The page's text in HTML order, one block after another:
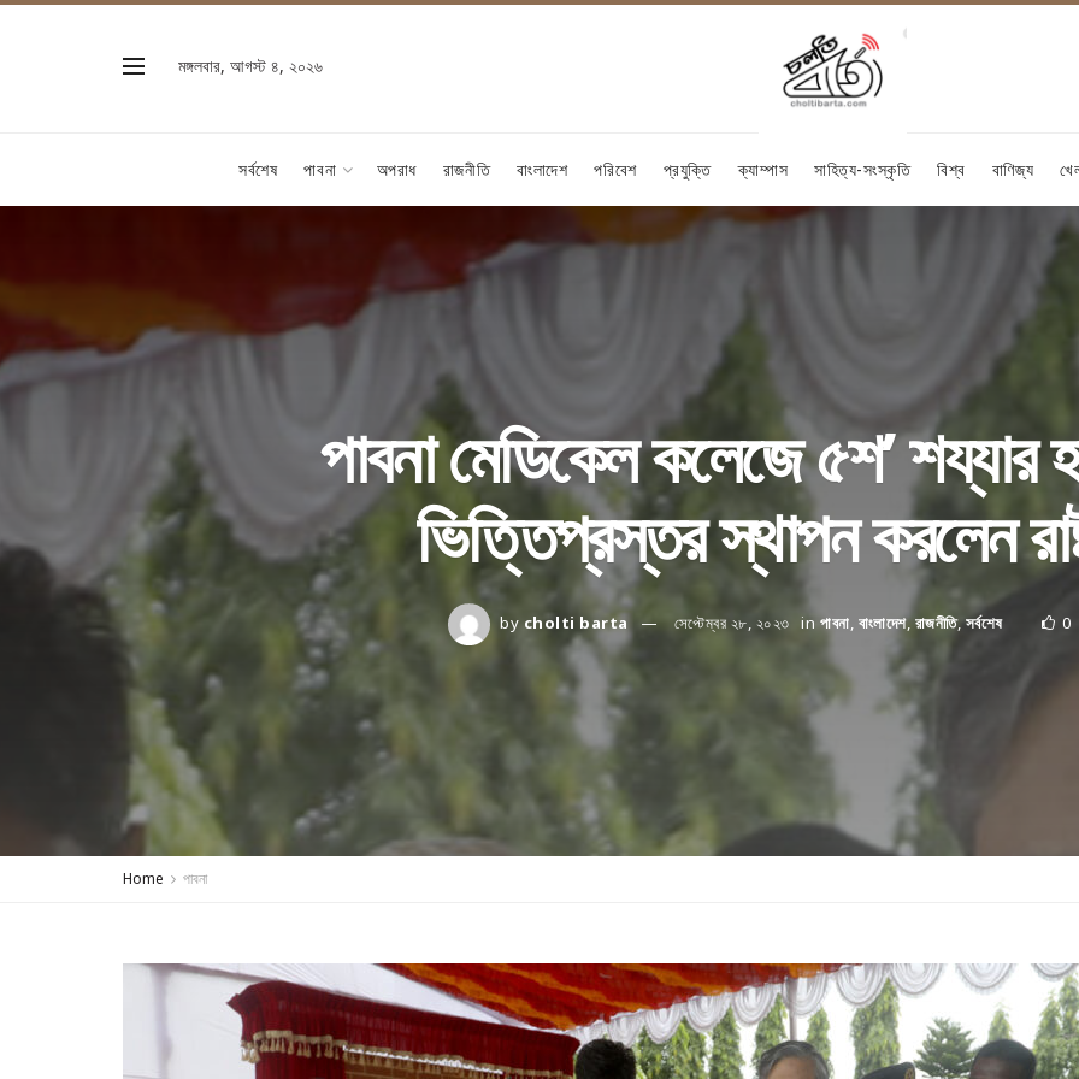
মঙ্গলবার, আগস্ট ৪, ২০২৬
সর্বশেষ পাবনা অপরাধ রাজনীতি বাংলাদেশ পরিবেশ প্রযুক্তি ক্যাম্পাস সাহিত্য-সংস্কৃতি বিশ্ব বাণিজ্য
পাবনা মেডিকেল কলেজে ৫শ’ শয্যার
ভিত্তিপ্রস্তর স্থাপন করলেন
by cholti barta সেপ্টেম্বর ২৮, ২০২৩ in পাবনা, বাংলাদেশ,রাজনীতি,সর্বশেষ 0
Home পাবনা